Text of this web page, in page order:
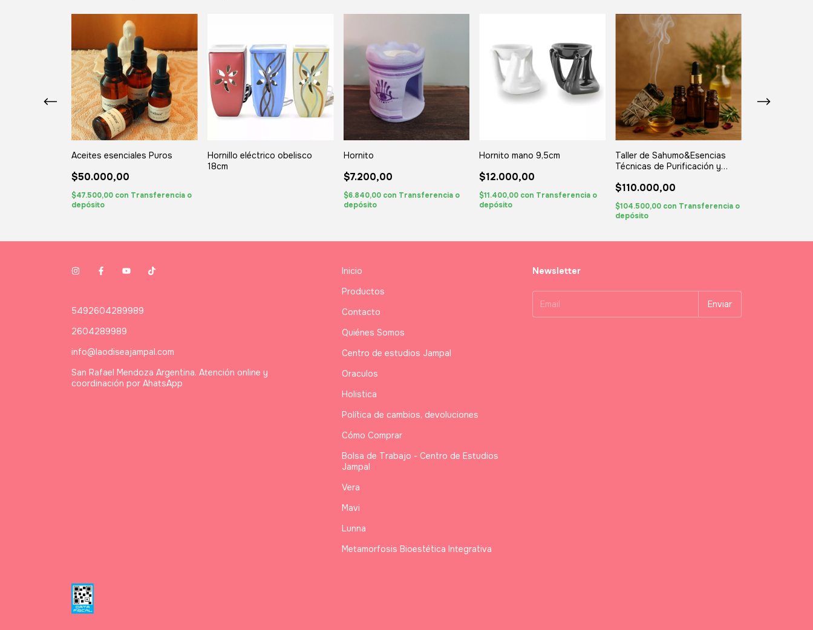
Aceites esenciales Puros
$50.000,00
$47.500,00 con Transferencia o
depósito
Hornillo eléctrico obelisco
18cm
Hornito
$7.200,00
$6.840,00 con Transferencia o
depósito
Hornito mano 9,5cm
$12.000,00
$11.400,00 con Transferencia o
depósito
Taller de Sahumo&Esencias
Técnicas de Purificación y
$110.000,00
$104.500,00 con Transferencia o
depósito
5492604289989
2604289989
info@laodiseajampal.com
San Rafael Mendoza Argentina. Atención online y
coordinación por AhatsApp
Inicio
Productos
Contacto
Quiénes Somos
Centro de estudios Jampal
Oraculos
Holistica
Política de cambios, devoluciones
Cómo Comprar
Bolsa de Trabajo - Centro de Estudios
Jampal
Vera
Mavi
Lunna
Metamorfosis Bioestética Integrativa
Newsletter